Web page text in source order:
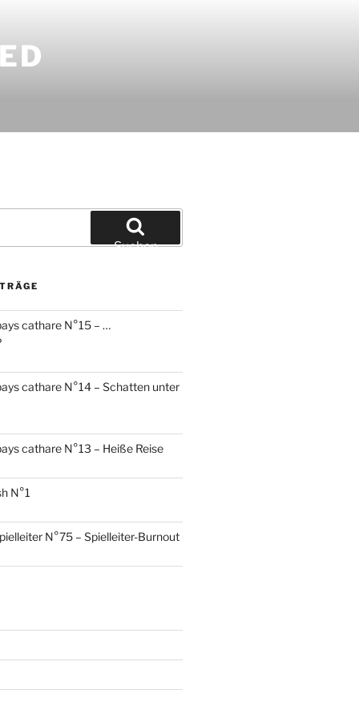
Suchen
cathare N°15 – …
cathare N°14 – Schatten unter
cathare N°13 – Heiße Reise
N°1
N°75 – Spielleiter-Burnout